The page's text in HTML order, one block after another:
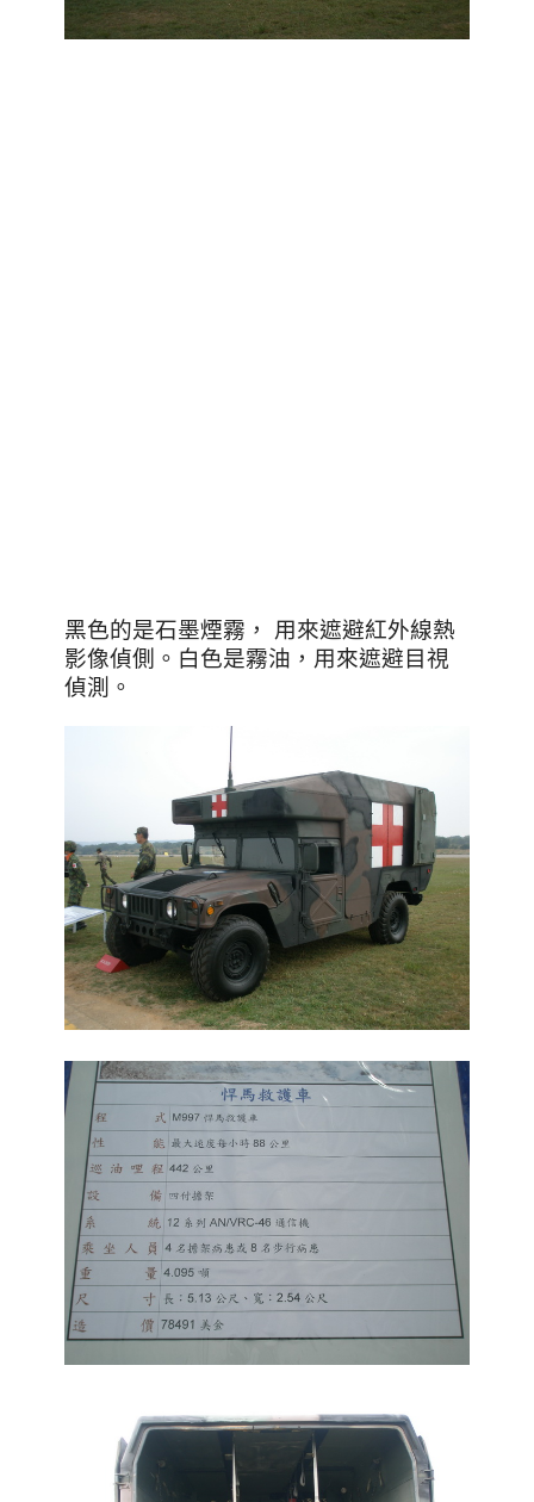
黑色的是石墨煙霧， 用來遮避紅外線熱
影像偵側 。 白色是霧油，用來遮避目視
偵測 。